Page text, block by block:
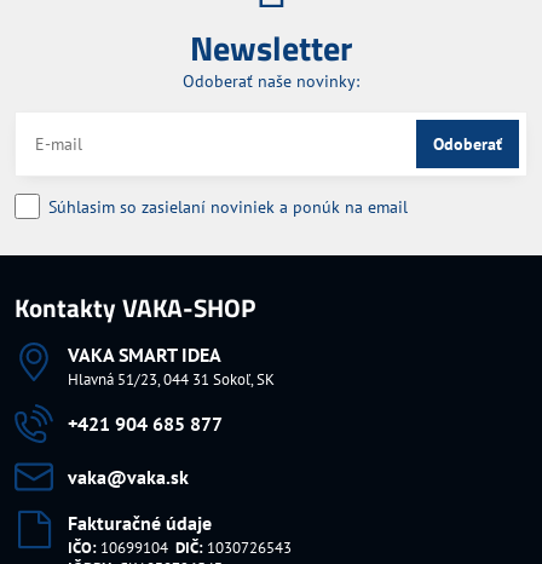
Newsletter
Odoberať naše novinky:
Odoberať
Súhlasim so zasielaní noviniek a ponúk na email
Kontakty VAKA-SHOP
VAKA SMART IDEA
Hlavná 51/23, 044 31 Sokoľ, SK
+421 904 685 877
vaka​@vaka​.sk
Fakturačné údaje
IČO: 10699104 DIČ: 1030726543